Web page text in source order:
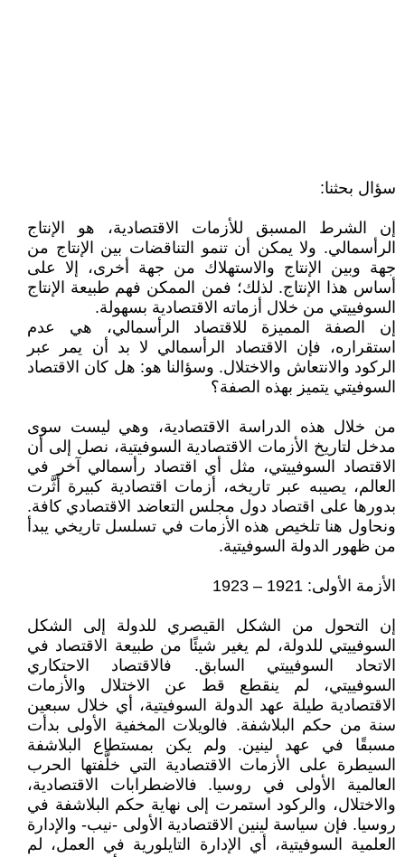
سؤال بحثنا:
إن الشرط المسبق للأزمات الاقتصادية، هو الإنتاج
الرأسمالي. ولا يمكن أن تنمو التناقضات بين الإنتاج من
جهة وبين الإنتاج والاستهلاك من جهة أخرى، إلا على
أساس هذا الإنتاج. لذلك؛ فمن الممكن فهم طبيعة الإنتاج
السوفييتي من خلال أزماته الاقتصادية بسهولة.
إن الصفة المميزة للاقتصاد الرأسمالي، هي عدم
استقراره، فإن الاقتصاد الرأسمالي لا بد أن يمر عبر
الركود والانتعاش والاختلال. وسؤالنا هو: هل كان الاقتصاد
السوفيتي يتميز بهذه الصفة؟
من خلال هذه الدراسة الاقتصادية، وهي ليست سوى
مدخل لتاريخ الأزمات الاقتصادية السوفيتية، نصل إلى أن
الاقتصاد السوفييتي، مثل أي اقتصاد رأسمالي آخر في
العالم، يصيبه عبر تاريخه، أزمات اقتصادية كبيرة أَثَّرت
بدورها على اقتصاد دول مجلس التعاضد الاقتصادي كافة.
ونحاول هنا تلخيص هذه الأزمات في تسلسل تاريخي يبدأ
من ظهور الدولة السوفيتية.
الأزمة الأولى: 1921 – 1923
إن التحول من الشكل القيصري للدولة إلى الشكل
السوفييتي للدولة، لم يغير شيئًا من طبيعة الاقتصاد في
الاتحاد السوفييتي السابق. فالاقتصاد الاحتكاري
السوفييتي، لم ينقطع قط عن الاختلال والأزمات
الاقتصادية طيلة عهد الدولة السوفيتية، أي خلال سبعين
سنة من حكم البلاشفة. فالويلات المخفية الأولى بدأت
مسبقًا في عهد لينين. ولم يكن بمستطاع البلاشفة
السيطرة على الأزمات الاقتصادية التي خلَّفتها الحرب
العالمية الأولى في روسيا. فالاضطرابات الاقتصادية،
والاختلال، والركود استمرت إلى نهاية حكم البلاشفة في
روسيا. فإن سياسة لينين الاقتصادية الأولى -نيب- والإدارة
العلمية السوفيتية، أي الإدارة التايلورية في العمل، لم